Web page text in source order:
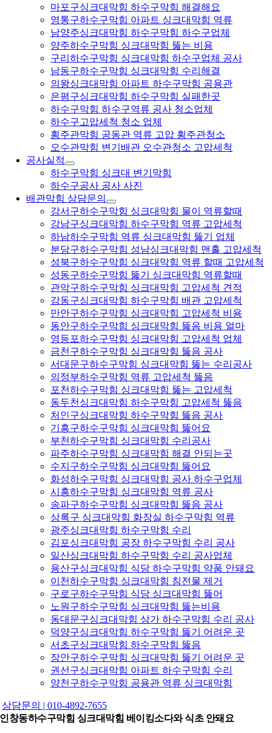
마포구싱크대막힘 하수구막힘 해결해요
영통구하수구막힘 아파트 싱크대막힘 역류
남양주싱크대막힘 하수구막힘 하수구업체
양주하수구막힘 싱크대막힘 뚫는 비용
구리하수구막힘 싱크대막힘 하수구업체 공사
남동구하수구막힘 싱크대막힘 수리해결
의왕싱크대막힘 아파트 하수구막힘 공용관
은평구싱크대막힘 하수구막힘 실패한곳
하수구막힘 하수구역류 공사 청소업체
하수구고압세척 청소 업체
횡주관막힘 공동관 역류 고압 횡주관청소
오수관막힘 변기배관 오수관청소 고압세척
공사실적
하수구막힘 싱크대 변기막힘
하수구공사 공사 사진
배관막힘 상담문의
강서구하수구막힘 싱크대막힘 물이 역류할때
강남구싱크대막힘 하수구막힘 역류 고압세척
하남하수구막힘 역류 싱크대막힘 뚫기 업체
분당구하수구막힘 성남싱크대막힘 맨홀 고압세척
성북구하수구막힘 싱크대막힘 역류 할때 고압세척
성동구하수구막힘 뚫기 싱크대막힘 역류할때
관악구하수구막힘 싱크대막힘 고압세척 견적
강동구싱크대막힘 하수구막힘 배관 고압세척
만안구하수구막힘 싱크대막힘 고압세척 비용
동안구하수구막힘 싱크대막힘 뚫음 비용 얼마
영등포하수구막힘 싱크대막힘 고압세척 업체
금천구하수구막힘 싱크대막힘 뚫음 공사
서대문구하수구막힘 싱크대막힘 뚫는 수리공사
의정부하수구막힘 역류 고압세척 뚫음
포천하수구막힘 싱크대막힘 뚫는 고압세척
동두천싱크대막힘 하수구막힘 고압세척 뚫음
처인구싱크대막힘 하수구막힘 뚫음 공사
기흥구하수구막힘 싱크대막힘 뚫어요
부천하수구막힘 싱크대막힘 수리공사
파주하수구막힘 싱크대막힘 해결 안되는곳
수지구하수구막힘 싱크대막힘 뚫어요
화성하수구막힘 싱크대막힘 공사 하수구업체
시흥하수구막힘 싱크대막힘 역류 공사
송파구하수구막힘 싱크대막힘 뚫음 공사
상록구 싱크대막힘 화장실 하수구막힘 역류
광주싱크대막힘 하수구막힘 수리
김포싱크대막힘 공장 하수구막힘 수리 공사
일산싱크대막힘 하수구막힘 수리 공사업체
용산구싱크대막힘 식당 하수구막힘 약품 안돼요
이천하수구막힘 싱크대막힘 침전물 제거
구로구하수구막힘 식당 싱크대막힘 뚫어
노원구하수구막힘 싱크대막힘 뚫는비용
동대문구싱크대막힘 상가 하수구막힘 수리 공사
덕양구싱크대막힘 하수구막힘 뚫기 어려운 곳
서초구싱크대막힘 하수구막힘 뚫음
장안구하수구막힘 싱크대막힘 뚫기 어려운 곳
권선구싱크대막힘 아파트 하수구막힘 수리
양천구하수구막힘 공용관 역류 싱크대막힘
상담문의 | 010-4892-7655
인창동하수구막힘 싱크대막힘 베이킹소다와 식초 안돼요